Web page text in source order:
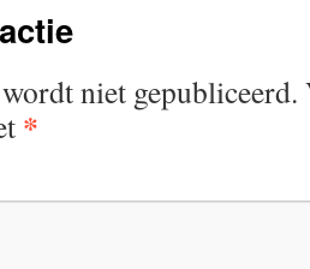
niet gepubliceerd.
*